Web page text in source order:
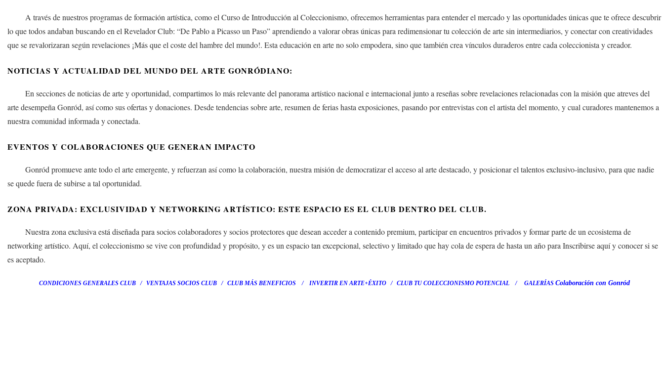
A través de nuestros programas de formación artística, como el Curso de Introducción al Coleccionismo, ofrecemos herramientas para entender el mercado y las oportunidades únicas que te ofrece descubrir
lo que todos andaban buscando en el Revelador Club: “De Pablo a Picasso un Paso” aprendiendo a valorar obras únicas para redimensionar tu colección de arte sin intermediarios, y conectar con creatividades
que se revalorizaran según revelaciones ¡Más que el coste del hambre del mundo!. Esta educación en arte no solo empodera, sino que también crea vínculos duraderos entre cada coleccionista y creador.
NOTICIAS Y ACTUALIDAD DEL MUNDO DEL ARTE GONRÓDIANO:
En secciones de noticias de arte y oportunidad, compartimos lo más relevante del panorama artístico nacional e internacional junto a reseñas sobre revelaciones relacionadas con la misión que atreves del
arte desempeña Gonród, así como sus ofertas y donaciones. Desde tendencias sobre arte, resumen de ferias hasta exposiciones, pasando por entrevistas con el artista del momento, y cual curadores mantenemos a
nuestra comunidad informada y conectada.
EVENTOS Y COLABORACIONES QUE GENERAN IMPACTO
Gonród promueve ante todo el arte emergente, y refuerzan así como la colaboración, nuestra misión de democratizar el acceso al arte destacado, y posicionar el talentos exclusivo-inclusivo, para que nadie
se quede fuera de subirse a tal oportunidad.
ZONA PRIVADA: EXCLUSIVIDAD Y NETWORKING ARTÍSTICO: ESTE ESPACIO ES EL CLUB DENTRO DEL CLUB.
Nuestra zona exclusiva está diseñada para socios colaboradores y socios protectores que desean acceder a contenido premium, participar en encuentros privados y formar parte de un ecosistema de
networking artístico. Aquí, el coleccionismo se vive con profundidad y propósito, y es un espacio tan excepcional, selectivo y limitado que hay cola de espera de hasta un año para Inscribirse aquí y conocer si se
es aceptado.
CONDICIONES GENERALES CLUB/ VENTAJAS SOCIOS CLUB/ CLUB MÁS BENEFICIOS / INVERTIR EN ARTE+ÉXITO/ CLUB TU COLECCIONISMO POTENCIAL / GALERÍAS Colaboración con Gonród